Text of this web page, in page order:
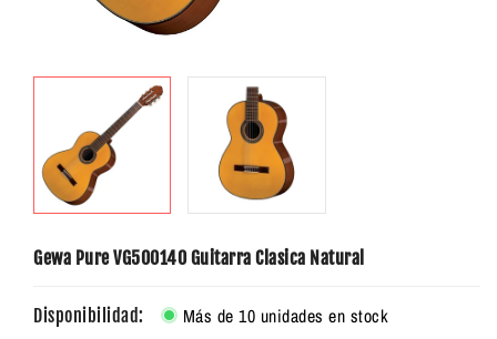
Gewa Pure VG500140 Guitarra Clasica Natural
Disponibilidad: Más de 10 unidades en stock